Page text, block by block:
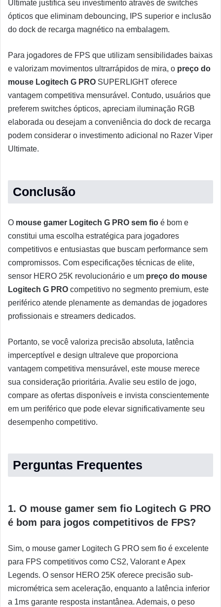
Ultimate justifica seu investimento através de switches
ópticos que eliminam debouncing, IPS superior e inclusão
do dock de recarga magnético na embalagem.
Para jogadores de FPS que utilizam sensibilidades baixas
e valorizam movimentos ultrarrápidos de mira, o preço do
mouse Logitech G PRO SUPERLIGHT oferece
vantagem competitiva mensurável. Contudo, usuários que
preferem switches ópticos, apreciam iluminação RGB
elaborada ou desejam a conveniência do dock de recarga
podem considerar o investimento adicional no Razer Viper
Ultimate.
Conclusão
O mouse gamer Logitech G PRO sem fio é bom e
constitui uma escolha estratégica para jogadores
competitivos e entusiastas que buscam performance sem
compromissos. Com especificações técnicas de elite,
sensor HERO 25K revolucionário e um preço do mouse
Logitech G PRO competitivo no segmento premium, este
periférico atende plenamente as demandas de jogadores
profissionais e streamers dedicados.
Portanto, se você valoriza precisão absoluta, latência
imperceptível e design ultraleve que proporciona
vantagem competitiva mensurável, este mouse merece
sua consideração prioritária. Avalie seu estilo de jogo,
compare as ofertas disponíveis e invista conscientemente
em um periférico que pode elevar significativamente seu
desempenho competitivo.
Perguntas Frequentes
1. O mouse gamer sem fio Logitech G PRO
é bom para jogos competitivos de FPS?
Sim, o mouse gamer Logitech G PRO sem fio é excelente
para FPS competitivos como CS2, Valorant e Apex
Legends. O sensor HERO 25K oferece precisão sub-
micrométrica sem aceleração, enquanto a latência inferior
a 1ms garante resposta instantânea. Ademais, o peso